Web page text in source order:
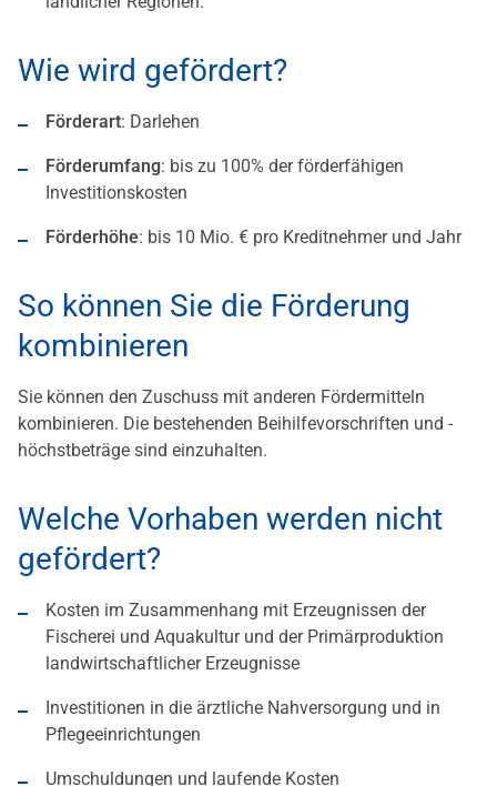
Wie wird gefördert?
Förderart: Darlehen
Förderumfang: bis zu 100% der förderfähigen
Investitionskosten
Förderhöhe: bis 10 Mio. € pro Kreditnehmer und Jahr
So können Sie die Förderung
kombinieren
Sie können den Zuschuss mit anderen Fördermitteln
kombinieren. Die bestehenden Beihilfevorschriften und -
höchstbeträge sind einzuhalten.
Welche Vorhaben werden nicht
gefördert?
Kosten im Zusammenhang mit Erzeugnissen der
Fischerei und Aquakultur und der Primärproduktion
landwirtschaftlicher Erzeugnisse
Investitionen in die ärztliche Nahversorgung und in
Pflegeeinrichtungen
Umschuldungen und laufende Kosten